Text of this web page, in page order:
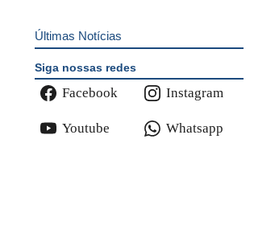
Últimas Notícias
Siga nossas redes
Facebook Instagram
Youtube Whatsapp